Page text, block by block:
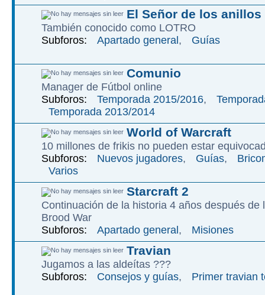
El Señor de los anillos
También conocido como LOTRO
Subforos:
Apartado general , Guías
Comunio
Manager de Fútbol online
Subforos:
Temporada 2015/2016,
Temporada 2013/2014
World of Warcraft
10 millones de frikis no pueden estar
Subforos:
Nuevos jugadores, Guías,
Varios
Starcraft 2
Continuación de la historia 4 años después
Brood War
Subforos:
Apartado general , Misiones
Travian
Jugamos a las aldeítas ???
Subforos:
Consejos y guías, Primer travian